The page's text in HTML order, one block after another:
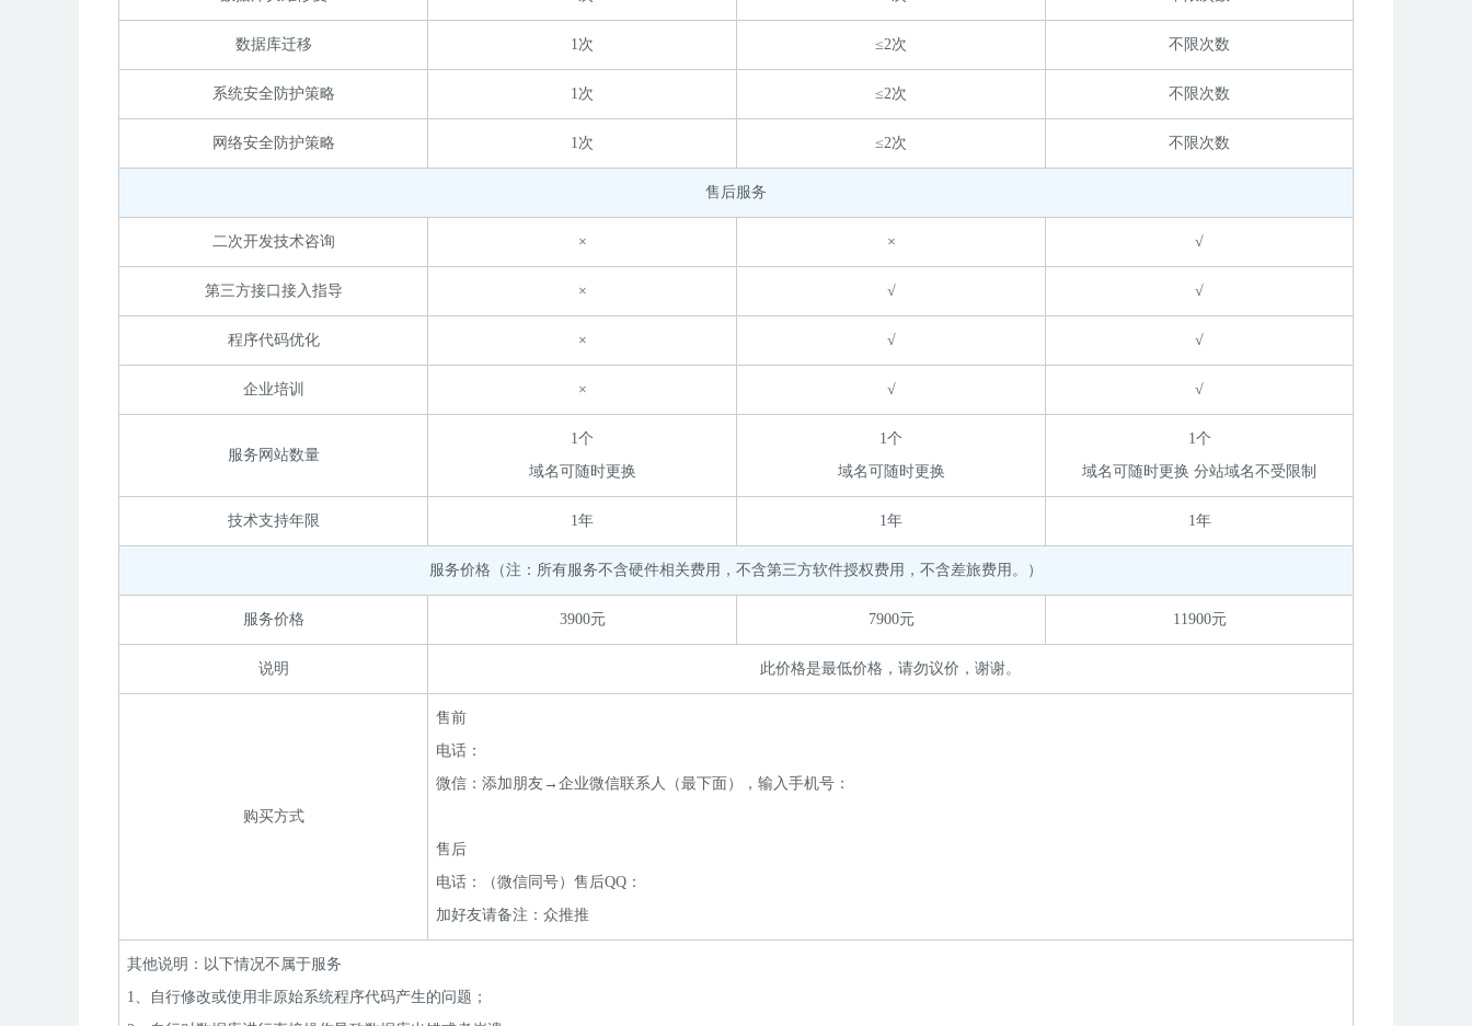
数据库迁移 1次 ≤2次 不限次数
系统安全防护策略 1次 ≤2次 不限次数
网络安全防护策略 1次 ≤2次 不限次数
售后服务
二次开发技术咨询 × × √
第三方接口接入指导 × √ √
程序代码优化 × √ √
企业培训 × √ √
服务网站数量
1个
域名可随时更换
1个
域名可随时更换
1个
域名可随时更换 分站域名不受限制
技术支持年限 1年 1年 1年
服务价格（注：所有服务不含硬件相关费用，不含第三方软件授权费用，不含差旅费用。）
服务价格 3900元 7900元 11900元
说明 此价格是最低价格，请勿议价，谢谢。
购买方式
售前
电话：
微信：添加朋友→企业微信联系人（最下面），输入手机号：
售后
电话：
（微信同号）售后QQ：
加好友请备注：众推推
其他说明：以下情况不属于服务
1、自行修改或使用非原始系统程序代码产生的问题；